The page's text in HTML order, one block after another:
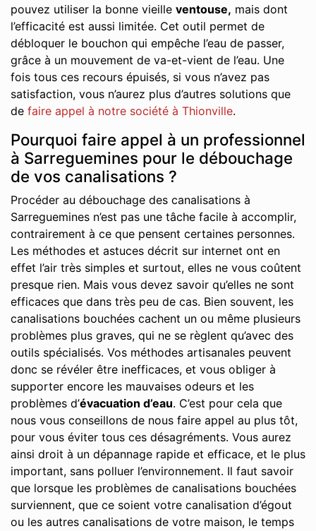
pouvez utiliser la bonne vieille ventouse, mais dont
l’efficacité est aussi limitée. Cet outil permet de
débloquer le bouchon qui empêche l’eau de passer,
grâce à un mouvement de va-et-vient de l’eau. Une
fois tous ces recours épuisés, si vous n’avez pas
satisfaction, vous n’aurez plus d’autres solutions que
de faire appel à notre société à Thionville.
Pourquoi faire appel à un professionnel
à Sarreguemines pour le débouchage
de vos canalisations ?
Procéder au débouchage des canalisations à
Sarreguemines n’est pas une tâche facile à accomplir,
contrairement à ce que pensent certaines personnes.
Les méthodes et astuces décrit sur internet ont en
effet l’air très simples et surtout, elles ne vous coûtent
presque rien. Mais vous devez savoir qu’elles ne sont
efficaces que dans très peu de cas. Bien souvent, les
canalisations bouchées cachent un ou même plusieurs
problèmes plus graves, qui ne se règlent qu’avec des
outils spécialisés. Vos méthodes artisanales peuvent
donc se révéler être inefficaces, et vous obliger à
supporter encore les mauvaises odeurs et les
problèmes d’évacuation d’eau. C’est pour cela que
nous vous conseillons de nous faire appel au plus tôt,
pour vous éviter tous ces désagréments. Vous aurez
ainsi droit à un dépannage rapide et efficace, et le plus
important, sans polluer l’environnement. Il faut savoir
que lorsque les problèmes de canalisations bouchées
surviennent, que ce soient votre canalisation d’égout
ou les autres canalisations de votre maison, le temps